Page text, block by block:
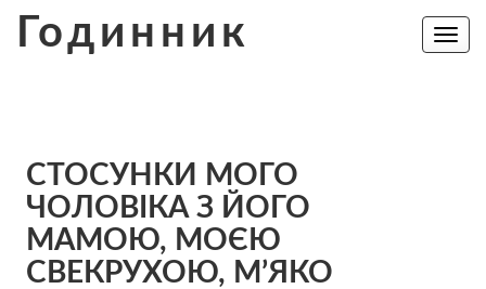
Годинник
Toggle
СТОСУНКИ МОГО
ЧОЛОВІКА З ЙОГО
МАМОЮ, МОЄЮ
СВЕКРУХОЮ, М’ЯКО